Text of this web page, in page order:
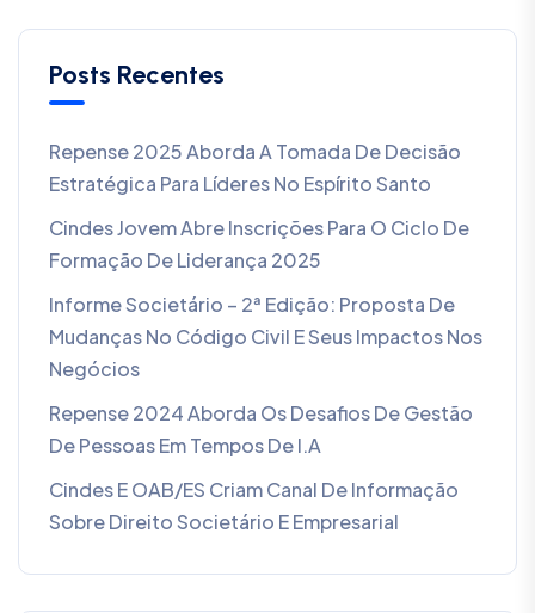
Posts Recentes
Repense 2025 Aborda A Tomada De Decisão
Estratégica Para Líderes No Espírito Santo
Cindes Jovem Abre Inscrições Para O Ciclo De
Formação De Liderança 2025
Informe Societário – 2ª Edição: Proposta De
Mudanças No Código Civil E Seus Impactos Nos
Negócios
Repense 2024 Aborda Os Desafios De Gestão
De Pessoas Em Tempos De I.A
Cindes E OAB/ES Criam Canal De Informação
Sobre Direito Societário E Empresarial